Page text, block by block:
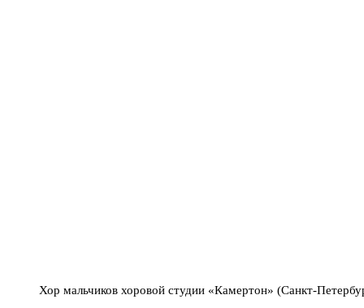
Хор мальчиков хоровой студии «Камертон» (Санкт-